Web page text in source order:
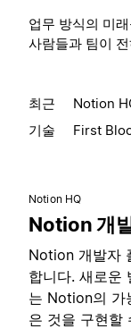
업무 방식의 미
사람들과 팀이
최근 Notion
기술
First
Notion HQ
Notion 개
Notion 개발자
합니다. 새로운
는 Notion의 가
은 것을 구현할